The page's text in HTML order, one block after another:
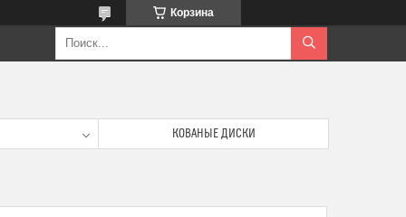
Корзина
КОВАНЫЕ ДИСКИ